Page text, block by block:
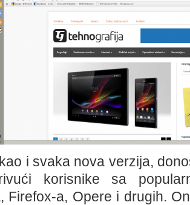
i svaka nova verzija,
korisnike sa
Firefox-a, Opere i drugih.